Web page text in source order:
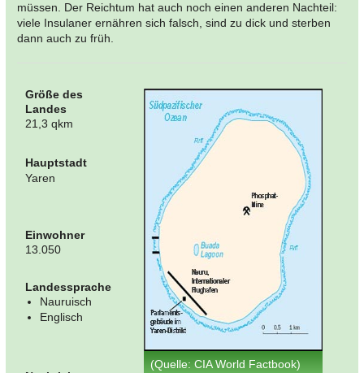
müssen. Der Reichtum hat auch noch einen anderen Nachteil:
viele Insulaner ernähren sich falsch, sind zu dick und sterben
dann auch zu früh.
Größe des
Landes
21,3 qkm
(Quelle: CIA World Factbook)
Hauptstadt
Yaren
Einwohner
13.050
Landessprache
Nauruisch
Englisch